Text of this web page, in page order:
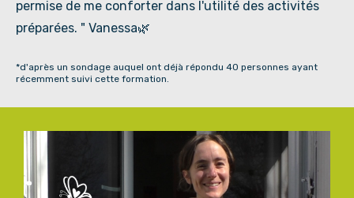
permise de me conforter dans l'utilité des activités
préparées. " Vanessa🌿
*d'après un sondage auquel ont déjà répondu 40 personnes ayant
récemment suivi cette formation.